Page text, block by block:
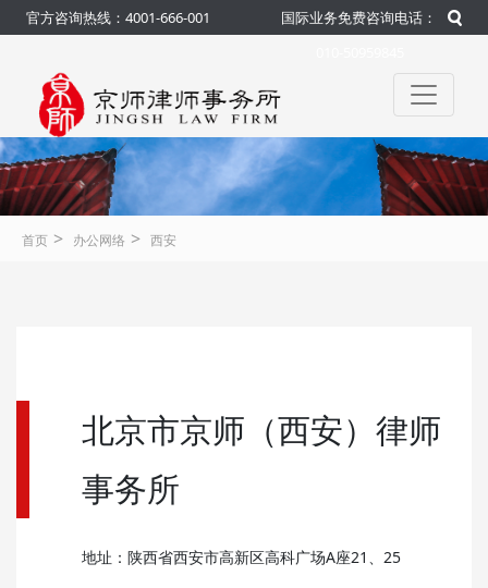
官方咨询热线：4001-666-001
国际业务免费咨询电话：
首页 > 办公网络 > 西安
北京市京师（西安）律师
事务所
地址：陕西省西安市高新区高科广场A座21、25